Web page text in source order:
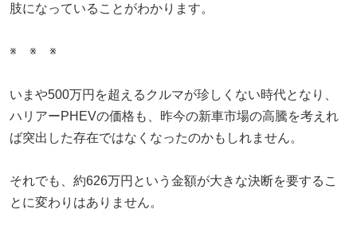
肢になっていることがわかります。
※ ※ ※
いまや500万円を超えるクルマが珍しくない時代となり、
ハリアーPHEVの価格も、昨今の新車市場の高騰を考えれ
ば突出した存在ではなくなったのかもしれません。
それでも、約626万円という金額が大きな決断を要するこ
とに変わりはありません。